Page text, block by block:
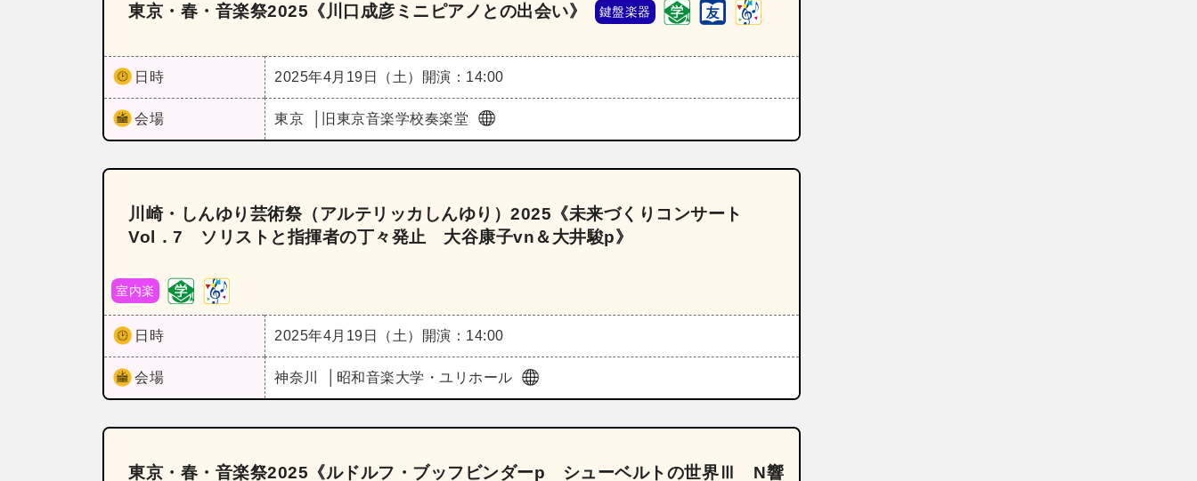
東京・春・音楽祭2025《川口成彦ミニピアノとの出会い》 鍵盤楽器
日時 2025年4月19日（土） 開演：14:00
会場 東京 旧東京音楽学校奏楽堂
川崎・しんゆり芸術祭（アルテリッカしんゆり）2025《未来づくりコンサート
Vol．7 ソリストと指揮者の丁々発止 大谷康子vn＆大井駿p》
室内楽
日時 2025年4月19日（土） 開演：14:00
会場 神奈川 昭和音楽大学・ユリホール
東京・春・音楽祭2025《ルドルフ・ブッフビンダーp シューベルトの世界Ⅲ N響